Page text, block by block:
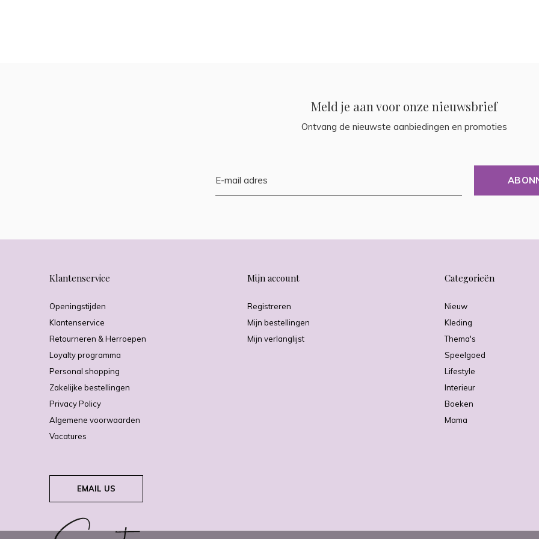
Meld je aan voor onze nieuwsbrief
Ontvang de nieuwste aanbiedingen en promoties
Klantenservice
Openingstijden
Klantenservice
Retourneren & Herroepen
Loyalty programma
Personal shopping
Zakelijke bestellingen
Privacy Policy
Algemene voorwaarden
Vacatures
Mijn account
Registreren
Mijn bestellingen
Mijn verlanglijst
Categorieën
Nieuw
Kleding
Thema's
Speelgoed
Lifestyle
Interieur
Boeken
Mama
EMAIL US